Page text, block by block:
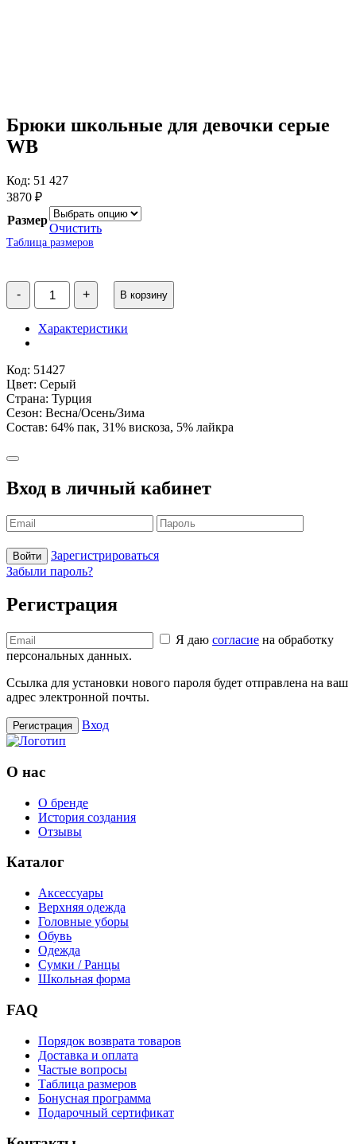
Брюки школьные для девочки серые
WB
Код: 51 427
3870 ₽
Размер
Очистить
Таблица размеров
-
Количество
товара
Брюки
школьные
для
серые
WB
+ В корзину
Характеристики
Код: 51427
Цвет: Серый
Страна: Турция
Сезон: Весна/Осень/Зима
Состав: 64% пак, 31% вискоза, 5% лайкра
Вход в личный кабинет
Войти
Зарегистрироваться
Забыли пароль?
Регистрация
Я даю согласие на обработку
персональных данных.
Ссылка для установки нового пароля будет отправлена ​​на ваш
адрес электронной почты.
Регистрация Вход
О нас
О бренде
История создания
Отзывы
Каталог
Аксессуары
Верхняя одежда
Головные уборы
Обувь
Одежда
Сумки / Ранцы
Школьная форма
FAQ
Порядок возврата товаров
Доставка и оплата
Частые вопросы
Таблица размеров
Бонусная программа
Подарочный сертификат